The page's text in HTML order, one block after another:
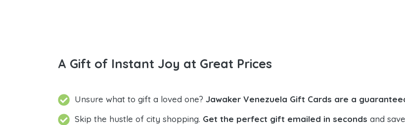
A Gift of Instant Joy at Great Prices
Unsure what to gift a loved one? Jawaker Venezuela Gift Cards are a
Skip the hustle of city shopping. Get the perfect gift emailed in seconds and